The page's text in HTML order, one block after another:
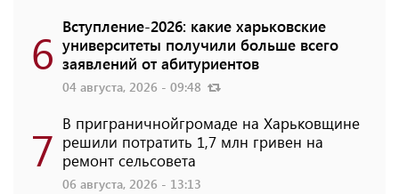
6 Вступление-2026: какие харьковские
университеты получили больше всего
заявлений от абитуриентов
04 августа, 2026 - 09:48
7 В приграничнойгромаде на Харьковщине
решили потратить 1,7 млн ​​гривен на
ремонт сельсовета
06 августа, 2026 - 13:13